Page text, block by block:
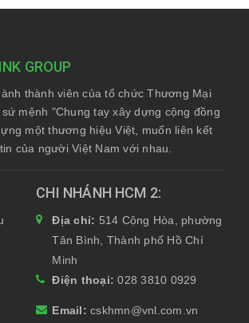
GROUP
thành viên của tổ chức Thương Mại
mệnh "Chung tay xây dựng cộng đồng
một thương hiệu Việt, muốn liên kết
của người Việt Nam với nhau.
CHI NHÁNH HCM 2
Địa chỉ: 514 Cộng Hòa, phường
Tân Bình, Thành phố Hồ Chí
Minh
Điện thoại:028 3810 0929
Email:cskhmn@vnl.com.vn